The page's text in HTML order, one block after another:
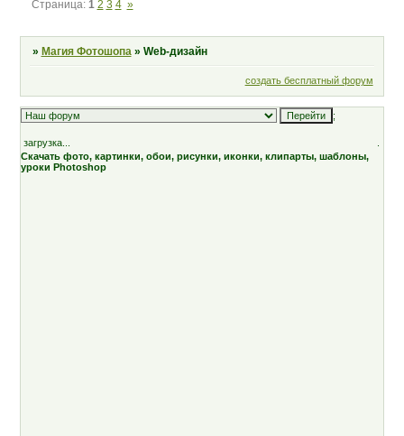
Страница: 1 2 3 4 »
» Магия Фотошопа » Web-дизайн
создать бесплатный форум
;
загрузка...
Скачать фото, картинки, обои, рисунки, иконки, клипарты, шаблоны,
уроки Photoshop